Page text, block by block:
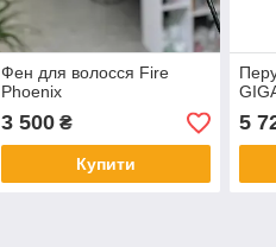
Фен для волосся Fire
Phoenix
3 500₴
Купити
5